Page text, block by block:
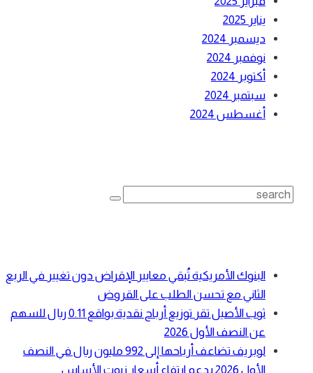
يناير 2025
ديسمبر 2024
نوفمبر 2024
أكتوبر 2024
سبتمبر 2024
أغسطس 2024
Search
البنوك الأمريكية تُبقي معايير الإقراض دون تغيير في الربع
الثاني مع تحسن الطلب على القروض
ثوب الأصيل تقر توزيع أرباح نقدية بواقع 0.11 ريال للسهم
عن النصف الأول 2026
لوبريف تضاعف أرباحها إلى 992 مليون ريال في النصف
الأول 2026 بدعم ارتفاع أسعار زيوت الأساس